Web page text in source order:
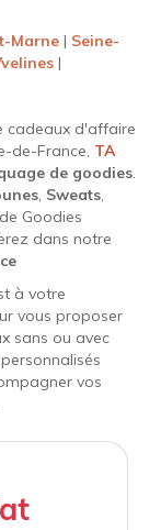
Marne | Seine-
|
cadeaux d'affaire
de-France, TA
de goodies.
, Sweats,
Goodies
dans notre
à votre
vous proposer
sans ou avec
vos